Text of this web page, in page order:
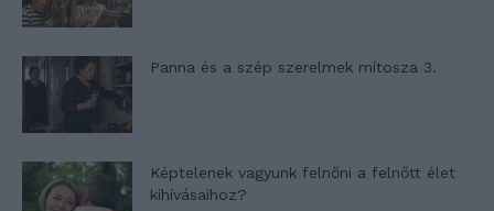
Panna és a szép szerelmek mítosza 3.
Képtelenek vagyunk felnőni a felnőtt élet
kihívásaihoz?